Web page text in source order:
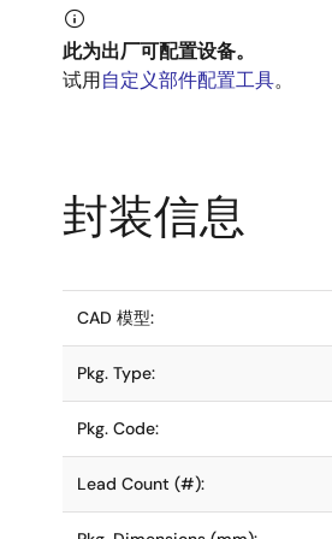
此为出厂可配置设备。
试用自定义部件配置工具。
封装信息
CAD 模型:
Pkg. Type:
Pkg. Code:
Lead Count (#):